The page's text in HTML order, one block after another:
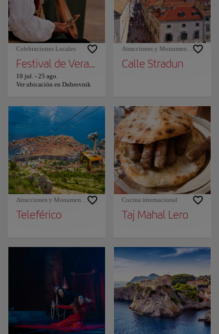
Celebraciones Locales
Festival de Verano de Dubrovnik
10 jul. - 25 ago.
Ver ubicación en Dubrovnik
Atracciones y Monumentos
Calle Stradun
Atracciones y Monumentos
Teleférico
Cocina internacional
Taj Mahal Lero